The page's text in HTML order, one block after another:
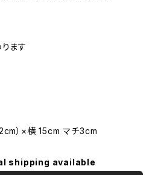
ます
）×横 15cm マチ3cm
shipping available